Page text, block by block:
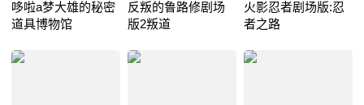
哆啦a梦大雄的秘密
道具博物馆
反叛的鲁路修剧场
版2叛道
火影忍者剧场版:忍
者之路